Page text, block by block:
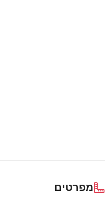
מפרטים